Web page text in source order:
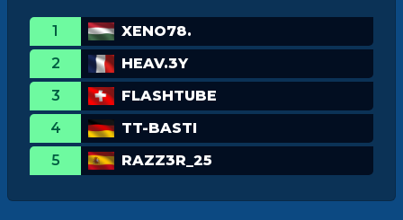
1
XENO78.
2
HEAV.3Y
3
FLASHTUBE
4
TT-BASTI
5
RAZZ3R_25